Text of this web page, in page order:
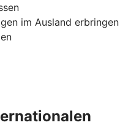
im Ausland erbringen